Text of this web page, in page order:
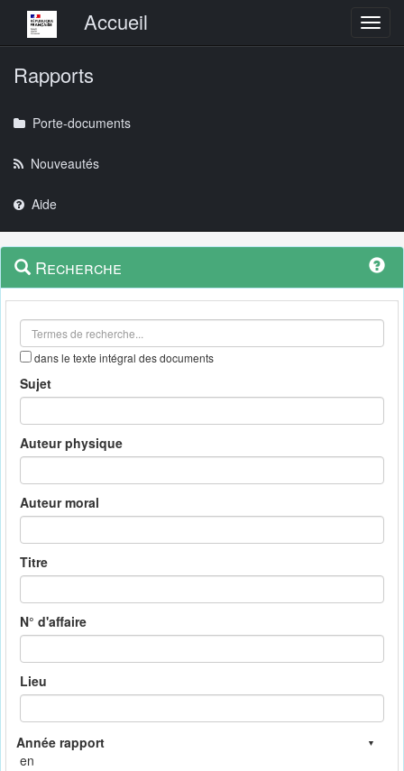
Menu principalAccueil
Rapports
Porte-documents
Nouveautés
Aide
Navigation
outils
Menu
contextuel
Recherche
dans le texte intégral des documents
Sujet
Auteur physique
Auteur moral
Titre
N° d'affaire
Lieu
en